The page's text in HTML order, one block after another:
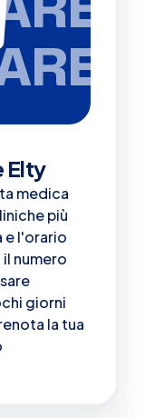
Elty
medica
più
e l'orario
numero
giorni
la tua